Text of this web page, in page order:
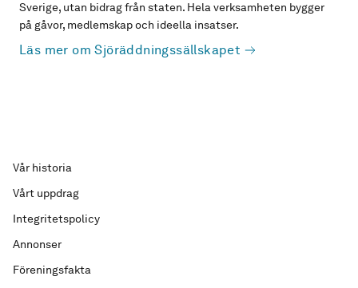
Sverige, utan bidrag från staten. Hela verksamheten bygger
på gåvor, medlemskap och ideella insatser.
Läs mer om Sjöräddningssällskapet
Vår historia
Vårt uppdrag
Integritetspolicy
Annonser
Föreningsfakta